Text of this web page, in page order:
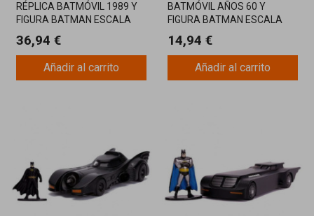
RÉPLICA BATMÓVIL 1989 Y
FIGURA BATMAN ESCALA
36,94 €
Añadir al carrito
BATMÓVIL AÑOS 60 Y
FIGURA BATMAN ESCALA
14,94 €
Añadir al carrito